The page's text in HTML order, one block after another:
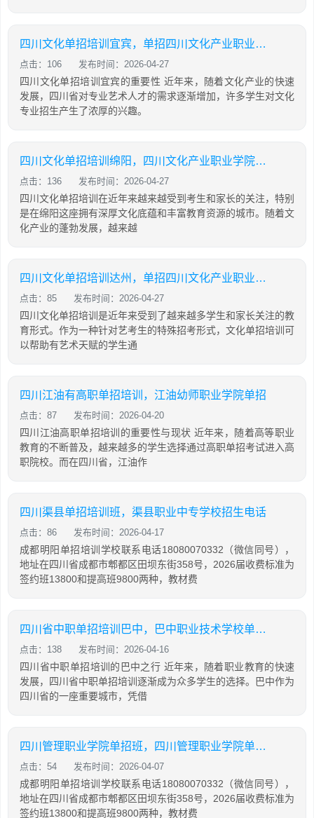
四川文化单招培训宜宾，单招四川文化产业职业学院
点击：106 发布时间：2026-04-27
四川文化单招培训宜宾的重要性 近年来，随着文化产业的快速
发展，四川省对专业艺术人才的需求逐渐增加，许多学生对文化
专业招生产生了浓厚的兴趣。
四川文化单招培训绵阳，四川文化产业职业学院单招考试时间
点击：136 发布时间：2026-04-27
四川文化单招培训在近年来越来越受到考生和家长的关注，特别
是在绵阳这座拥有深厚文化底蕴和丰富教育资源的城市。随着文
化产业的蓬勃发展，越来越
四川文化单招培训达州，单招四川文化产业职业学院
点击：85 发布时间：2026-04-27
四川文化单招培训是近年来受到了越来越多学生和家长关注的教
育形式。作为一种针对艺考生的特殊招考形式，文化单招培训可
以帮助有艺术天赋的学生通
四川江油有高职单招培训，江油幼师职业学院单招
点击：87 发布时间：2026-04-20
四川江油高职单招培训的重要性与现状 近年来，随着高等职业
教育的不断普及，越来越多的学生选择通过高职单招考试进入高
职院校。而在四川省，江油作
四川渠县单招培训班，渠县职业中专学校招生电话
点击：86 发布时间：2026-04-17
成都明阳单招培训学校联系电话18080070332（微信同号），
地址在四川省成都市郫都区田坝东街358号，2026届收费标准为
签约班13800和提高班9800两种，教材费
四川省中职单招培训巴中，巴中职业技术学校单招成绩查询
点击：138 发布时间：2026-04-16
四川省中职单招培训的巴中之行 近年来，随着职业教育的快速
发展，四川省中职单招培训逐渐成为众多学生的选择。巴中作为
四川省的一座重要城市，凭借
四川管理职业学院单招班，四川管理职业学院单招班招生简章
点击：54 发布时间：2026-04-07
成都明阳单招培训学校联系电话18080070332（微信同号），
地址在四川省成都市郫都区田坝东街358号，2026届收费标准为
签约班13800和提高班9800两种，教材费